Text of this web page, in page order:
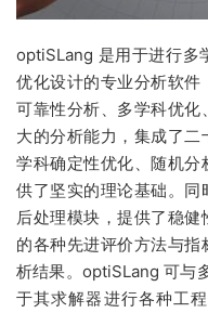
optiSLang 是用于进行多
优化设计的专业分析软件
可靠性分析、多学科优化
大的分析能力，集成了
学科确定性优化、随机分
供了坚实的理论基础。同
后处理模块，提供了稳
的各种先进评价方法与
析结果。optiSLang 可与
于其求解器进行各种工